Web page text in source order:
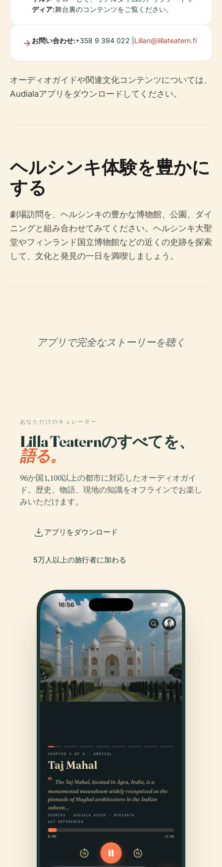
ディア:舞台裏のコンテンツをご覧ください。
お問い合わせ:+358 9 394 022 | Lillan@lillateatern.fi
オーディオガイドや関連文化コンテンツについては、
Audialaアプリをダウンロードしてください。
ヘルシンキ体験を豊かに
する
劇場訪問を、ヘルシンキの豊かな博物館、公園、ダイ
ニングと組み合わせてみてください。ヘルシンキ大聖
堂やフィンランド国立博物館などの近くの史跡を探索
して、文化と発見の一日を満喫しましょう。
アプリで完全なストーリーを聴く
あなただけのキュレーター
Lilla Teaternのすべてを、
語る。
96か国1,100以上の都市に対応したオーディオガイ
ド。歴史、物語、現地の知識をオフラインでお楽し
みいただけます。
アプリをダウンロード
5万人以上の旅行者に加わる